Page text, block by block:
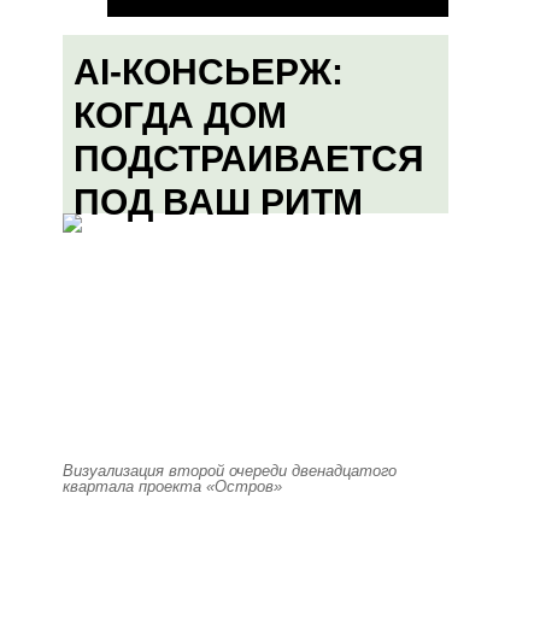
AI-КОНСЬЕРЖ:
КОГДА ДОМ
ПОДСТРАИВАЕТСЯ
ПОД ВАШ РИТМ
Визуализация второй очереди двенадцатого
квартала проекта «Остров»